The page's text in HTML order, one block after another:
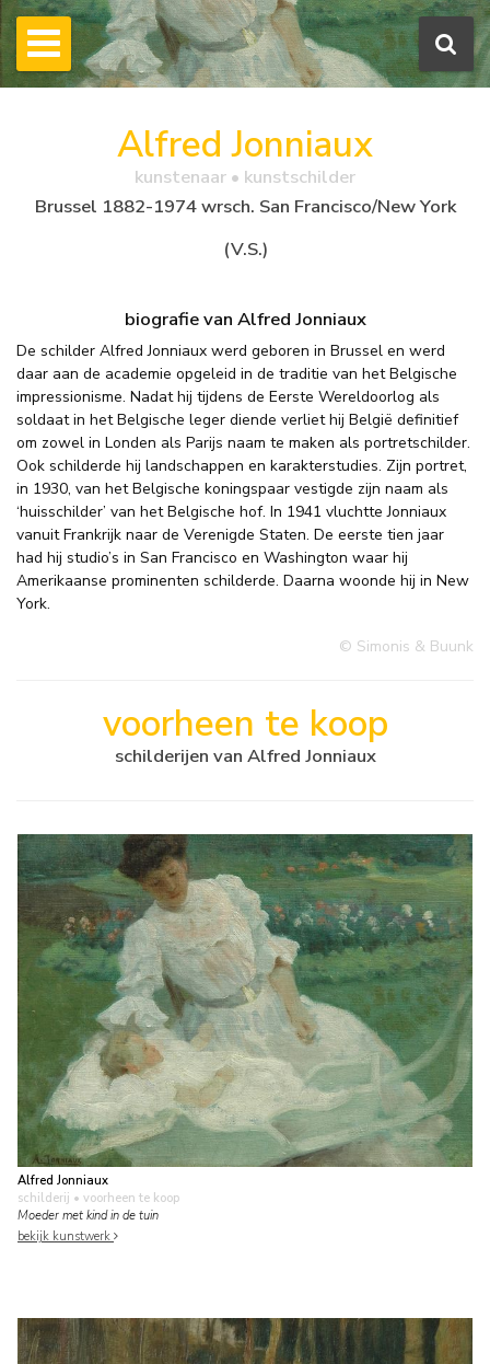
Alfred Jonniaux
kunstenaar • kunstschilder
Brussel 1882-1974 wrsch. San Francisco/New York
(V.S.)
biografie van Alfred Jonniaux
De schilder Alfred Jonniaux werd geboren in Brussel en werd
daar aan de academie opgeleid in de traditie van het Belgische
impressionisme. Nadat hij tijdens de Eerste Wereldoorlog als
soldaat in het Belgische leger diende verliet hij België definitief
om zowel in Londen als Parijs naam te maken als portretschilder.
Ook schilderde hij landschappen en karakterstudies. Zijn portret,
in 1930, van het Belgische koningspaar vestigde zijn naam als
‘huisschilder’ van het Belgische hof. In 1941 vluchtte Jonniaux
vanuit Frankrijk naar de Verenigde Staten. De eerste tien jaar
had hij studio’s in San Francisco en Washington waar hij
Amerikaanse prominenten schilderde. Daarna woonde hij in New
York.
© Simonis & Buunk
voorheen te koop
schilderijen van Alfred Jonniaux
Alfred Jonniaux
schilderij • voorheen te koop
Moeder met kind in de tuin
bekijk kunstwerk